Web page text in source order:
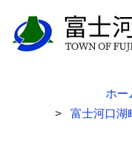
ホー
富士河口湖